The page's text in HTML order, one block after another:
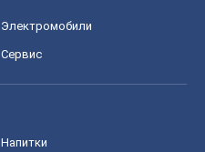
Электромобили
Сервис
Напитки